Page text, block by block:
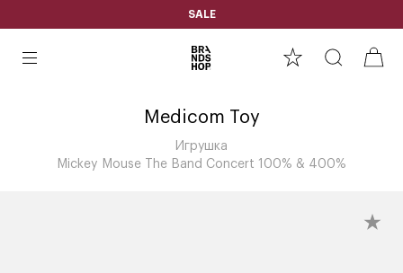
SALE
Medicom Toy
Игрушка
Mickey Mouse The Band Concert 100% & 400%